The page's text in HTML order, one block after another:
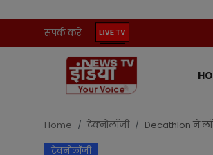
संपर्क करें
संपर्क करें
Home टेक्नोलॉजी Decathlon ने
टेक्नोलॉजी